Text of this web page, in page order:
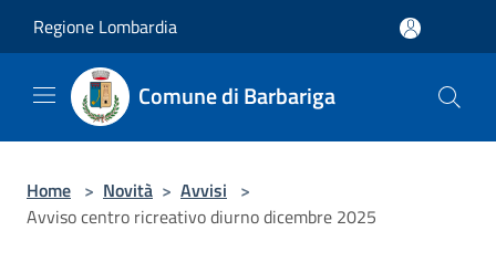
Regione Lombardia
Comune di Barbariga
Home > Novità > Avvisi >
Avviso centro ricreativo diurno dicembre 2025